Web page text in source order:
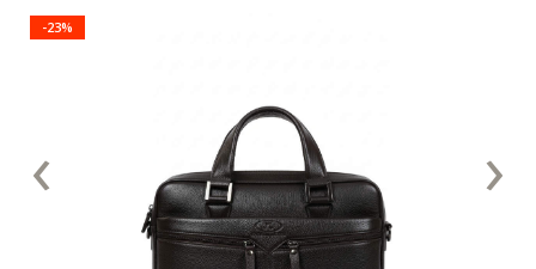
-23%
‹ ›